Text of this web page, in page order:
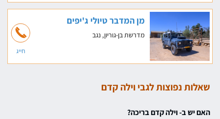
חייג
מן המדבר טיולי ג'יפים
מדרשת בן-גוריון, נגב
שאלות נפוצות לגבי וילה קדם
האם יש ב- וילה קדם בריכה?